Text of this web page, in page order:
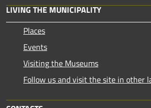
LIVING THE MUNICIPALITY
Places
Events
Visiting the Museums
Follow us and visit the site in other